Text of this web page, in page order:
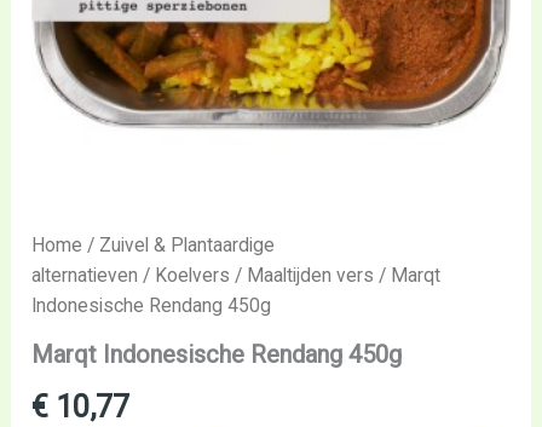
Home / Zuivel & Plantaardige
alternatieven / Koelvers / Maaltijden vers / Marqt
Indonesische Rendang 450g
Marqt Indonesische Rendang 450g
€ 10,77